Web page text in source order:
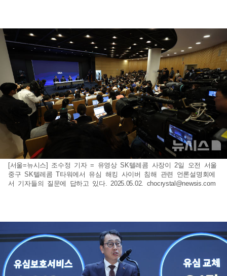
[서울=뉴시스] 조수정 기자 = 유영상 SK텔레콤 사장이 2일 오전 서울
중구 SK텔레콤 T타워에서 유심 해킹 사이버 침해 관련 언론설명회에
서 기자들의 질문에 답하고 있다. 2025.05.02. chocrystal@newsis.com